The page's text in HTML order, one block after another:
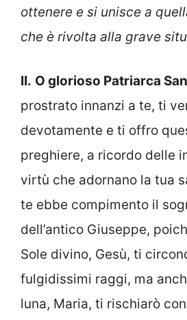
ottenere e si unisce a
che è rivolta alla grave
II. O glorioso Patriarca
prostrato innanzi a te, ti
devotamente e ti offro
preghiere, a ricordo delle
virtù che adornano la tua
te ebbe compimento il
dell’antico Giuseppe,
Sole divino, Gesù, ti
fulgidissimi raggi, ma
luna, Maria, ti rischiarò